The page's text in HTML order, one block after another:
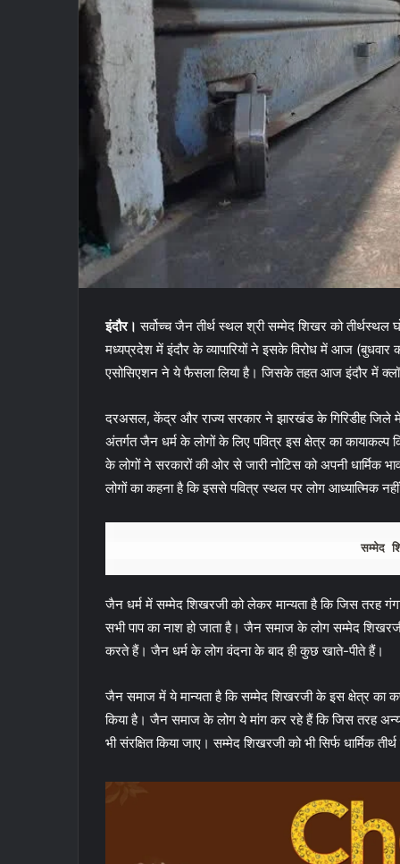
इंदौर। सर्वोच्च जैन तीर्थ स्थल श्री सम्मेद शिखर को
मध्यप्रदेश में इंदौर के व्यापारियों ने इसके विरोध में आज (बुधवार
एसोसिएशन ने ये फैसला लिया है। जिसके तहत आज इंदौर में
दरअसल, केंद्र और राज्य सरकार ने झारखंड के गिरिडीह जिले
अंतर्गत जैन धर्म के लोगों के लिए पवित्र इस क्षेत्र का
के लोगों ने सरकारों की ओर से जारी नोटिस को अपनी धार्मिक
लोगों का कहना है कि इससे पवित्र स्थल पर लोग आध्यात्मिक
सम्मेद
जैन धर्म में सम्मेद शिखरजी को लेकर मान्यता है कि जिस तरह
सभी पाप का नाश हो जाता है। जैन समाज के लोग सम्मेद
करते हैं। जैन धर्म के लोग वंदना के बाद ही कुछ खाते-पीते हैं।
जैन समाज में ये मान्यता है कि सम्मेद शिखरजी के इस क्षेत्र का
किया है। जैन समाज के लोग ये मांग कर रहे हैं कि जिस तरह
भी संरक्षित किया जाए। सम्मेद शिखरजी को भी सिर्फ धार्मिक